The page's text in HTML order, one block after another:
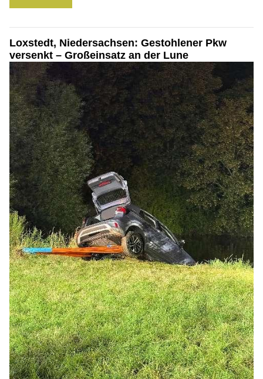
Loxstedt, Niedersachsen: Gestohlener Pkw
versenkt – Großeinsatz an der Lune